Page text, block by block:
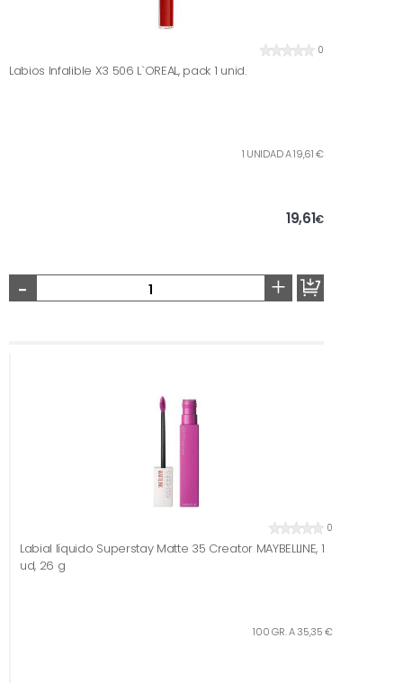
0
Labios Infalible X3 506 L`OREAL, pack 1 unid.
1 UNIDAD A 19,61 €
19,61€
- +
0
Labial líquido Superstay Matte 35 Creator MAYBELLINE, 1
ud, 26 g
100 GR. A 35,35 €